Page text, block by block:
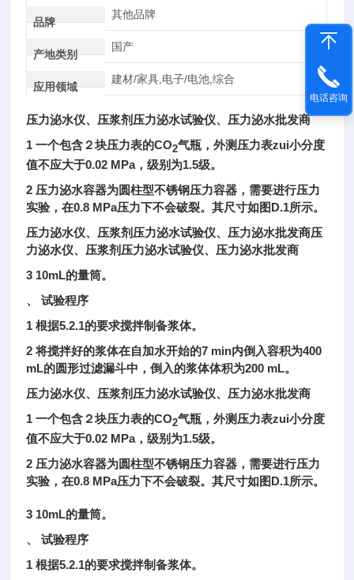
品牌
其他品牌
产地类别
国产
应用领域
建材/家具,电子/电池,综合
压力泌水仪、压浆剂压力泌水试验仪、压力泌水批发商
1一个包含２块压力表的CO2气瓶，外测压力表zui小分度
值不应大于0.02 MPa，级别为1.5级。
2 压力泌水容器为圆柱型不锈钢压力容器，需要进行压力
实验，在0.8 MPa压力下不会破裂。其尺寸如图D.1所示。
压力泌水仪、压浆剂压力泌水试验仪、压力泌水批发商压
力泌水仪、压浆剂压力泌水试验仪、压力泌水批发商
3 10mL的量筒。
、 试验程序
1根据5.2.1的要求搅拌制备浆体。
2将搅拌好的浆体在自加水开始的7 min内倒入容积为400
mL的圆形过滤漏斗中，倒入的浆体体积为200 mL。
压力泌水仪、压浆剂压力泌水试验仪、压力泌水批发商
1一个包含２块压力表的CO2气瓶，外测压力表zui小分度
值不应大于0.02 MPa，级别为1.5级。
2 压力泌水容器为圆柱型不锈钢压力容器，需要进行压力
实验，在0.8 MPa压力下不会破裂。其尺寸如图D.1所示。
3 10mL的量筒。
、 试验程序
1根据5.2.1的要求搅拌制备浆体。
电话咨询